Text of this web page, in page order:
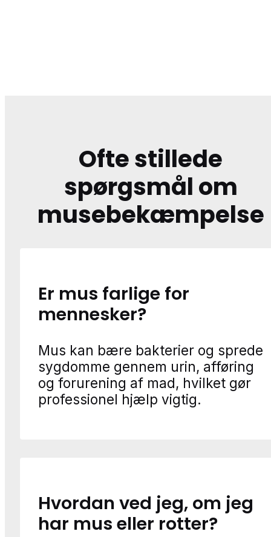
Ofte stillede
spørgsmål om
musebekæmpelse
Er mus farlige for
mennesker?
Mus kan bære bakterier og sprede
sygdomme gennem urin, afføring
og forurening af mad, hvilket gør
professionel hjælp vigtig.
Hvordan ved jeg, om jeg
har mus eller rotter?